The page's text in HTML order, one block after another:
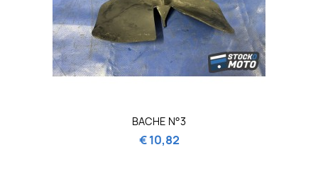
BACHE N°3
€ 10,82